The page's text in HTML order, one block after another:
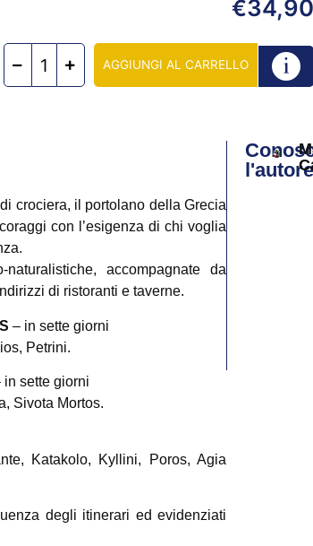
€34,90
AGGIUNGI AL CARRELLO
crociera, il portolano della Grecia
con l’esigenza di chi voglia
accompagnate da
di ristoranti e taverne.
– in sette giorni
Petrini.
in sette giorni
Sivota Mortos.
Katakolo, Kyllini, Poros, Agia
degli itinerari ed evidenziati
l'autore